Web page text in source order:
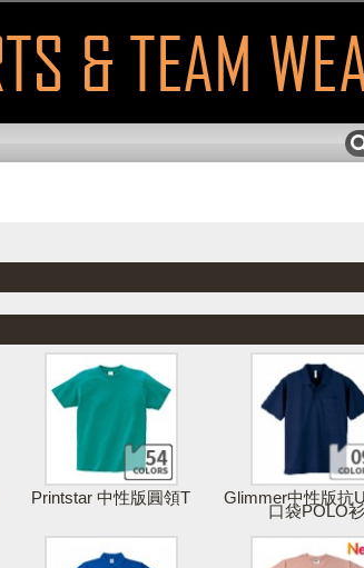
新增
可以新增水平
計作品中，並
樣式、顏色、
Printstar 中性版圓領T Glimmer中性版抗
口袋POLO衫